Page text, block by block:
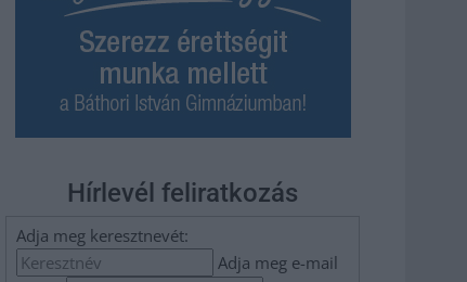
Hírlevél feliratkozás
Adja meg keresztnevét:
Adja meg e-mail